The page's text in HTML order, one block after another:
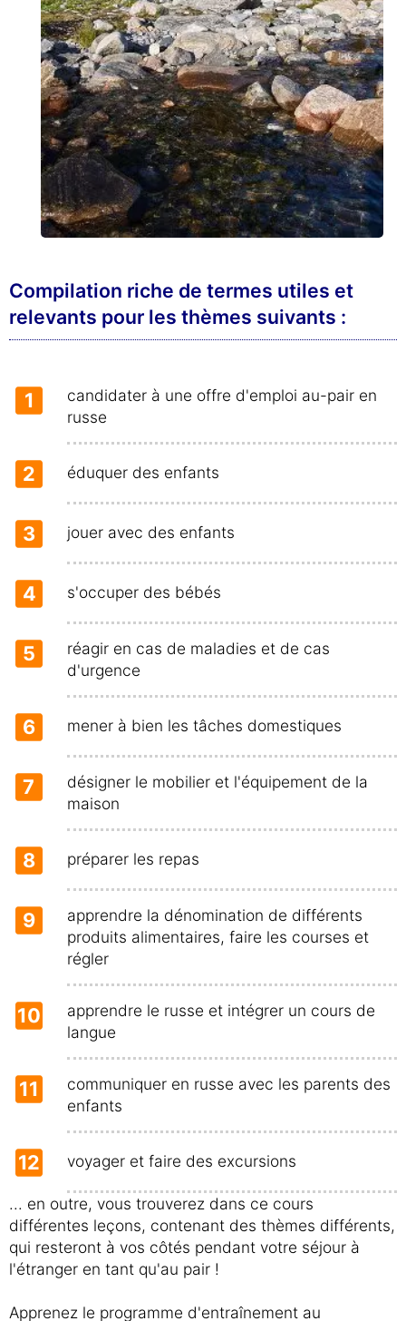
Compilation riche de termes utiles et
relevants pour les thèmes suivants :
1
candidater à une offre d'emploi au-pair en
russe
2 éduquer des enfants
3 jouer avec des enfants
4 s'occuper des bébés
5
réagir en cas de maladies et de cas
d'urgence
6 mener à bien les tâches domestiques
7
désigner le mobilier et l'équipement de la
maison
8 préparer les repas
9
apprendre la dénomination de différents
produits alimentaires, faire les courses et
régler
10
apprendre le russe et intégrer un cours de
langue
11
communiquer en russe avec les parents des
enfants
12 voyager et faire des excursions
... en outre, vous trouverez dans ce cours
différentes leçons, contenant des thèmes différents,
qui resteront à vos côtés pendant votre séjour à
l'étranger en tant qu'au pair !
Apprenez le programme d'entraînement au